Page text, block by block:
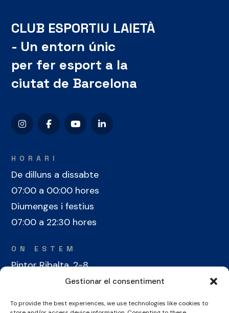
Gestionar el consentiment
To provide the best experiences, we use technologies like cookies to
CLUB ESPORTIU LAIETÀ
- Un entorn únic
per fer esport a la
ciutat de Barcelona
HORARI
De dilluns a dissabte
07:00 a 00:00 hores
Diumenges i festius
07:00 a 22:30 hores
ON ESTEM
Pintor Ribalta, 2-8
08028 Barcelona
CONTACTE